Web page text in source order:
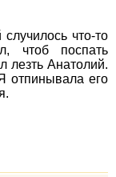
что-то
чтоб поспать
лезть Анатолий.
отпинывала его